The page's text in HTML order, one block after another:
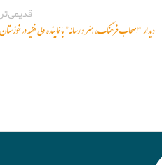
قدیمی‌تر
دیدار “اصحاب فرهنگ، هنر و رسانه” با نماینده ولی فقیه در خوزستان